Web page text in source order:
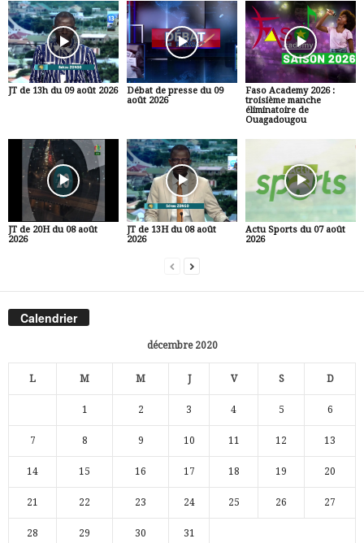
JT de 13h du 09 août 2026
Débat de presse du 09
août 2026
Faso Academy 2026 :
troisième manche
éliminatoire de
Ouagadougou
JT de 20H du 08 août
2026
JT de 13H du 08 août
2026
Actu Sports du 07 août
2026
Calendrier
décembre 2020
L M M J V S D
1 2 3 4 5 6
7 8 9 10 11 12 13
14 15 16 17 18 19 20
21 22 23 24 25 26 27
28 29 30 31